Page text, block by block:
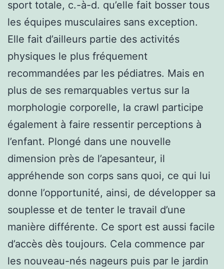
sport totale, c.-à-d. qu’elle fait bosser tous
les équipes musculaires sans exception.
Elle fait d’ailleurs partie des activités
physiques le plus fréquement
recommandées par les pédiatres. Mais en
plus de ses remarquables vertus sur la
morphologie corporelle, la crawl participe
également à faire ressentir perceptions à
l’enfant. Plongé dans une nouvelle
dimension près de l’apesanteur, il
appréhende son corps sans quoi, ce qui lui
donne l’opportunité, ainsi, de développer sa
souplesse et de tenter le travail d’une
manière différente. Ce sport est aussi facile
d’accès dès toujours. Cela commence par
les nouveau-nés nageurs puis par le jardin